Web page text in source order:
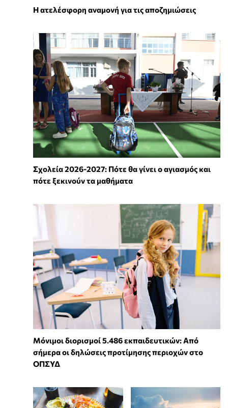
Η ατελέσφορη αναμονή για τις αποζημιώσεις
Σχολεία 2026-2027: Πότε θα γίνει ο αγιασμός και
πότε ξεκινούν τα μαθήματα
Μόνιμοι διορισμοί 5.486 εκπαιδευτικών: Από
σήμερα οι δηλώσεις προτίμησης περιοχών στο
ΟΠΣΥΔ